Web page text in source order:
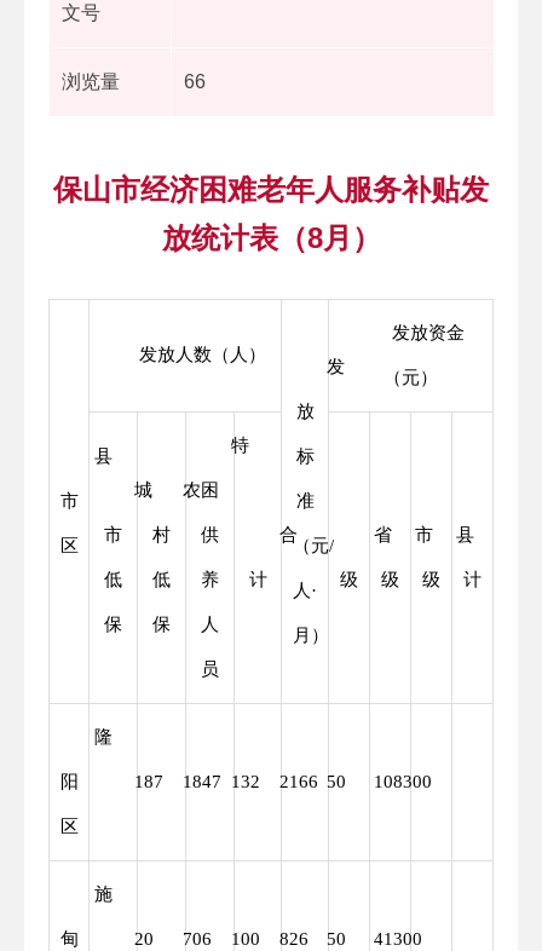
文号
浏览量 66
保山市经济困难老年人服务补贴发
放统计表（8月）
县
市
区
发放人数（人）
发
放
标
准
（元/
人·
月）
发放资金
（元）
城
市
低
保
农
村
低
保
特
困
供
养
人
员
合
计
省
级
市
级
县
级 计
隆
阳
区
187 1847 132 2166 50 108300
施
甸 20 706 100 826 50 41300